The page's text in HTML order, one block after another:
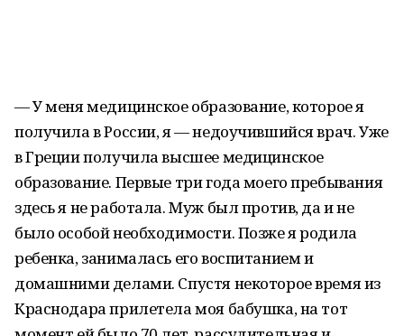
— У меня медицинское образование, которое я
получила в России, я — недоучившийся врач. Уже
в Греции получила высшее медицинское
образование. Первые три года моего пребывания
здесь я не работала. Муж был против, да и не
было особой необходимости. Позже я родила
ребенка, занималась его воспитанием и
домашними делами. Спустя некоторое время из
Краснодара прилетела моя бабушка, на тот